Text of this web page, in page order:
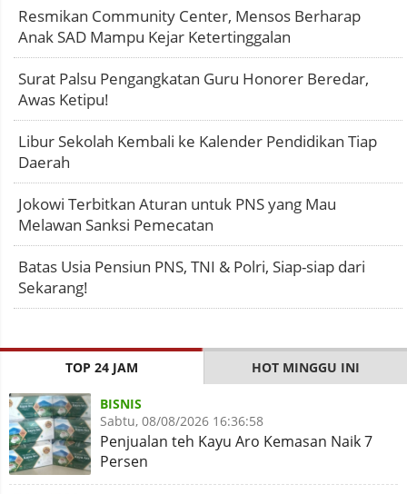
Resmikan Community Center, Mensos Berharap
Anak SAD Mampu Kejar Ketertinggalan
Surat Palsu Pengangkatan Guru Honorer Beredar,
Awas Ketipu!
Libur Sekolah Kembali ke Kalender Pendidikan Tiap
Daerah
Jokowi Terbitkan Aturan untuk PNS yang Mau
Melawan Sanksi Pemecatan
Batas Usia Pensiun PNS, TNI & Polri, Siap-siap dari
Sekarang!
TOP 24 JAM HOT MINGGU INI
BISNIS
Sabtu, 08/08/2026 16:36:58
Penjualan teh Kayu Aro Kemasan Naik 7
Persen